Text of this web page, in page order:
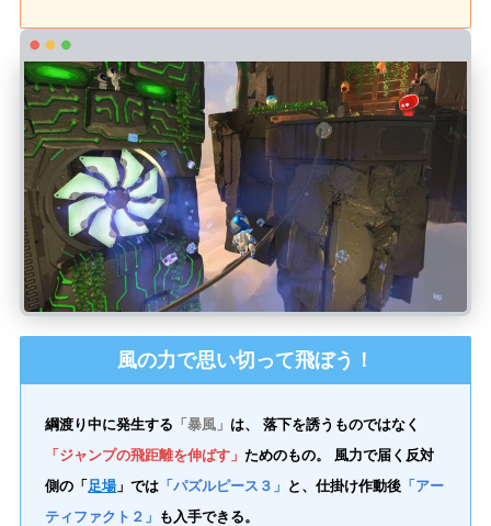
風の力で思い切って飛ぼう！
綱渡り中に発生する 「暴風」 は、 落下を誘うものではなく
「ジャンプの飛距離を伸ばす」ためのもの。 風力で届く反対
側の「 足場」では 「パズルピース３」 と、仕掛け作動後 「アー
ティファクト２」 も入手できる。